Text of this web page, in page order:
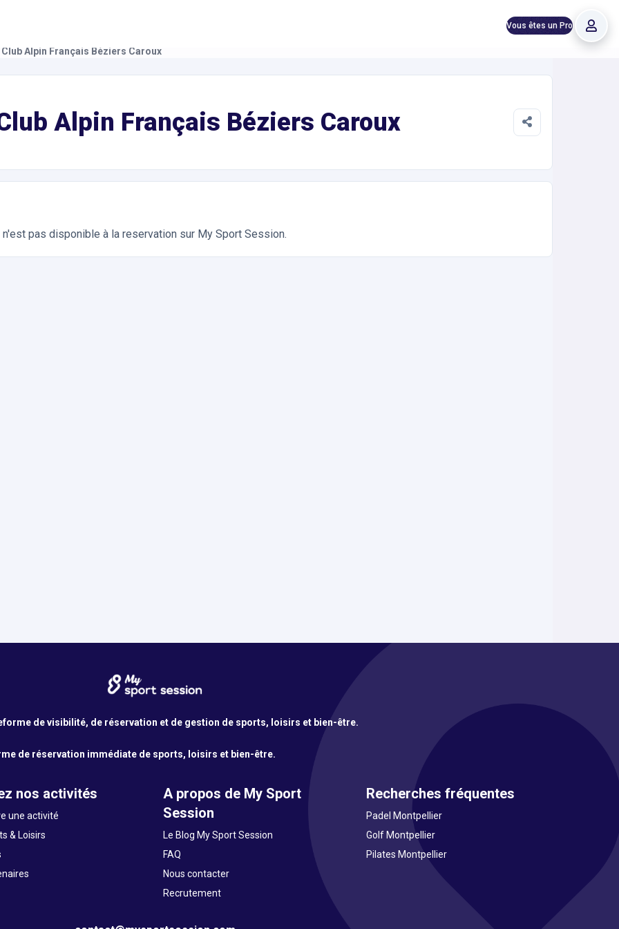
Vous êtes un Pro
Alpin Français Béziers Caroux
Alpin Français Béziers Caroux
n'est pas disponible à la reservation sur My Sport Session.
de visibilité, de réservation et de gestion de sports, loisirs et bien-être.
de réservation immédiate de sports, loisirs et bien-être.
nos activités
une activité
& Loisirs
A propos de My Sport
Session
Le Blog My Sport Session
FAQ
Nous contacter
Recrutement
Recherches fréquentes
Padel Montpellier
Golf Montpellier
Pilates Montpellier